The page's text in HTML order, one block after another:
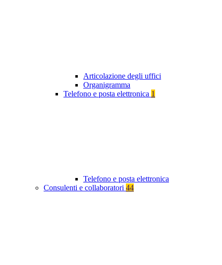
Articolazione degli uffici
Organigramma
Telefono e posta elettronica 1
Telefono e posta elettronica
Consulenti e collaboratori 44